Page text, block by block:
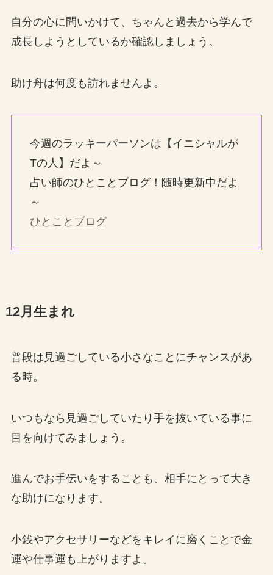
自分の心に問いかけて、ちゃんと過去から学んで
成長しようとしているか確認しましょう。
助け舟は何度も訪れませんよ。
今週のラッキーパーソンは【イニシャルが
Tの人】だよ～
占い師のひとことブログ！随時更新中だよ
～
ひとことブログ
12月生まれ
普段は見過ごしている小さなことにチャンスがあ
る時。
いつもなら見過ごしていたり手を抜いている事に
目を向けてみましょう。
進んでお手伝いをすることも、相手にとって大き
な助けになります。
小銭やアクセサリーなどをキレイに磨くことで金
運や仕事運も上がりますよ。